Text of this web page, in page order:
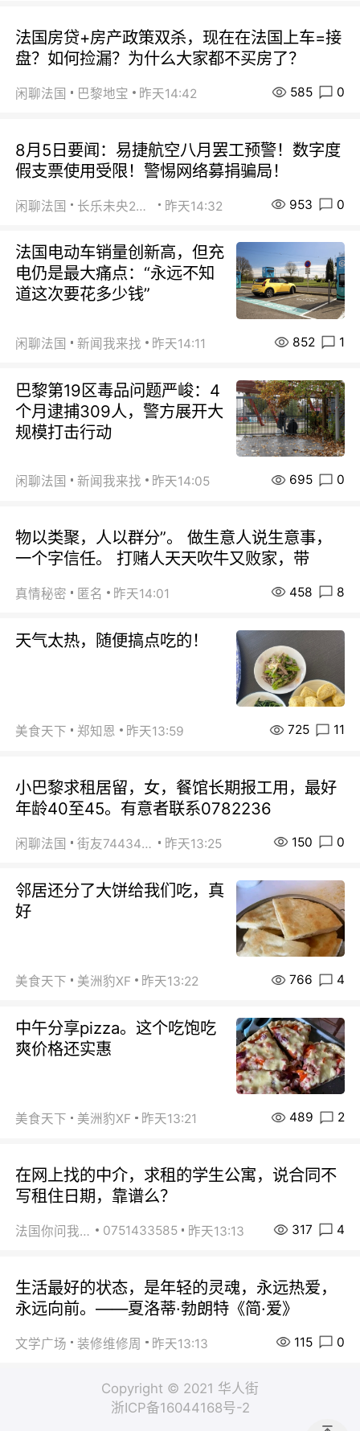
法国房贷+房产政策双杀，现在在法国上车=接
盘？如何捡漏？为什么大家都不买房了？
闲聊法国 巴黎地宝 昨天14:42 585 0
8月5日要闻：易捷航空八月罢工预警！数字度
假支票使用受限！警惕网络募捐骗局！
闲聊法国 长乐未央2015 昨天14:32 953 0
法国电动车销量创新高，但充
电仍是最大痛点：“永远不知
道这次要花多少钱”
闲聊法国 新闻我来找 昨天14:11 852 1
巴黎第19区毒品问题严峻：4
个月逮捕309人，警方展开大
规模打击行动
闲聊法国 新闻我来找 昨天14:05 695 0
物以类聚，人以群分”。 做生意人说生意事，
一个字信任。 打赌人天天吹牛又败家，带
真情秘密 匿名 昨天14:01 458 8
天气太热，随便搞点吃的！
美食天下 郑知恩 昨天13:59 725 11
小巴黎求租居留，女，餐馆长期报工用，最好
年龄40至45。有意者联系0782236
闲聊法国 街友74434350 昨天13:25 150 0
邻居还分了大饼给我们吃，真
好
美食天下 美洲豹XF 昨天13:22 766 4
中午分享pizza。这个吃饱吃
爽价格还实惠
美食天下 美洲豹XF 昨天13:21 489 2
在网上找的中介，求租的学生公寓，说合同不
写租住日期，靠谱么？
法国你问我答 0751433585 昨天13:13 317 4
生活最好的状态，是年轻的灵魂，永远热爱，
永远向前。——夏洛蒂·勃朗特《简·爱》
文学广场 装修维修周 昨天13:13 115 0
Copyright © 2021 华人街
浙ICP备16044168号-2